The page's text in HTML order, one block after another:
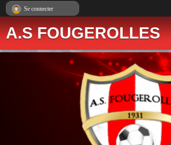
A.S FOUGEROLLES
Se connecter
Panneau de gestion des cookies